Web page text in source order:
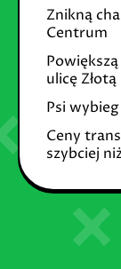
Znikną
Centrum
ulicę Złotą
Psi
Ceny
szybciej